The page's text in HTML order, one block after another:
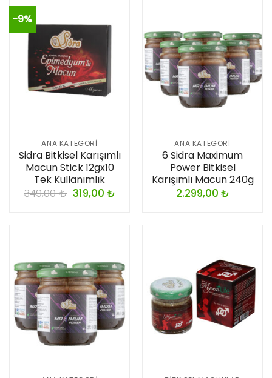
-9%
ANA KATEGORI
Sidra Bitkisel Karışımlı
Macun Stick 12gx10
Tek Kullanımlık
349,00₺ 319,00₺
ANA KATEGORI
6 Sidra Maximum
Power Bitkisel
Karışımlı Macun 240g
2.299,00 ₺